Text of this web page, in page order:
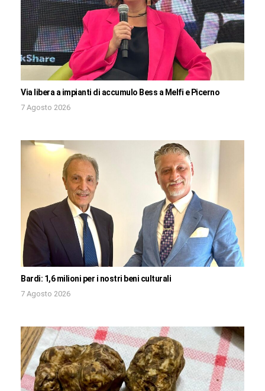
Via libera a impianti di accumulo Bess a Melfi e Picerno
7 Agosto 2026
Bardi: 1,6 milioni per i nostri beni culturali
7 Agosto 2026